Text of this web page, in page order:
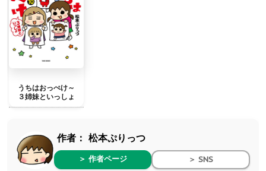
うちはおっぺけ～
３姉妹といっしょ
作者： 松本ぷりっつ
＞ 作者ページ ＞ SNS